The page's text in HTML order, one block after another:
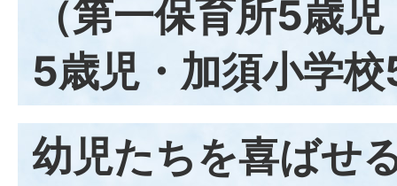
（第一保育所5歳
5歳児・加須小学
幼児たちを喜ばせ